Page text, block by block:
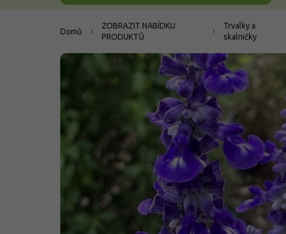
Domů
ZOBRAZIT NABÍDKU
PRODUKTŮ
Trvalky a
skalničky